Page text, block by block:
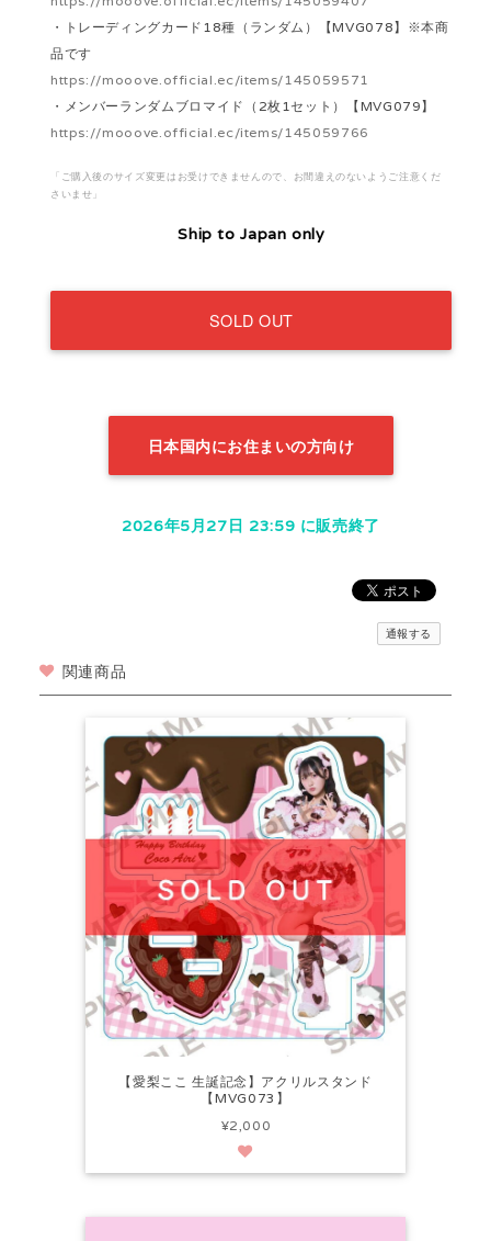
・トレーディングカード18種（ランダム）【MVG078】※本商
品です
https://mooove.official.ec/items/145059571
・メンバーランダムブロマイド（2枚1セット）【MVG079】
https://mooove.official.ec/items/145059766
「ご購入後のサイズ変更はお受けできませんので、お間違えのないようご注意くだ
さいませ」
Ship to Japan only
SOLD OUT
日本国内にお住まいの方向け
2026年5月27日 23:59 に販売終了
通報する
関連商品
【愛梨ここ 生誕記念】アクリルスタンド
【MVG073】
¥2,000